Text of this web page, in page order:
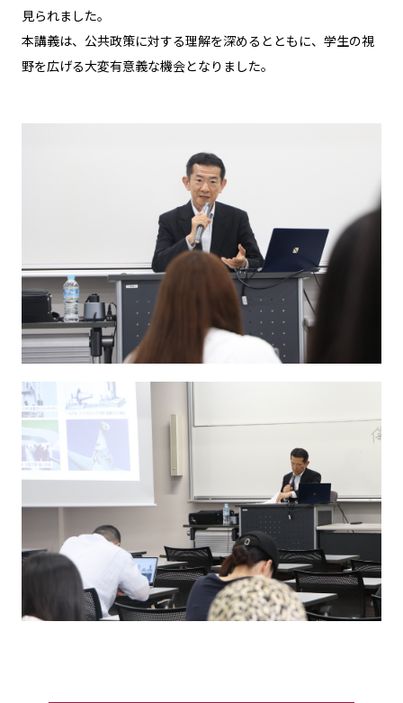
見られました。
本講義は、公共政策に対する理解を深めるとともに、学生の視
野を広げる大変有意義な機会となりました。